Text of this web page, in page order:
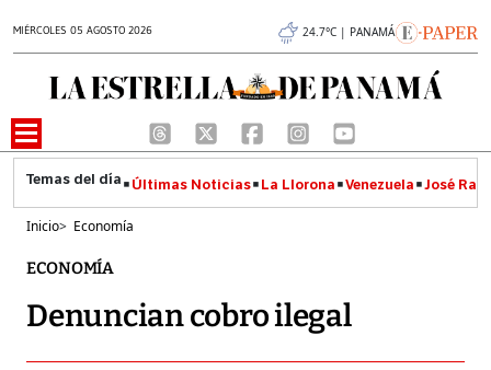
MIÉRCOLES 05 AGOSTO 2026 24.7°C | PANAMÁ
Últimas Noticias La Llorona Venezuela José
Inicio> Economía
ECONOMÍA
Denuncian cobro ilegal